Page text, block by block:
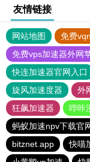
友情链接
网站地图 免费
免费vps加速器外网
快连加速器官网入口
旋风加速度器
外
狂飙加速器
哔咔
蚂蚁加速npv下载官
bitznet.app
快喵